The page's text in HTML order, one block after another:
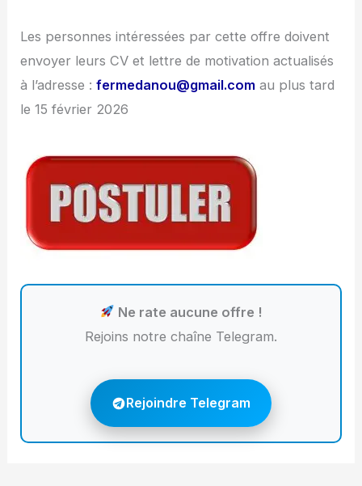
Les personnes intéressées par cette offre doivent
envoyer leurs CV et lettre de motivation actualisés
à l’adresse :fermedanou@gmail.com au plus tard
le 15 février 2026
Ne rate aucune offre !
Rejoins notre chaîne Telegram.
Rejoindre Telegram